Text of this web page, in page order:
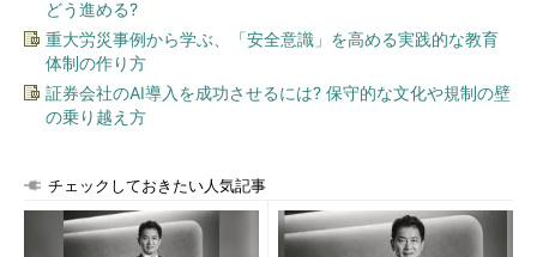
どう進める?
重大労災事例から学ぶ、「安全意識」を高める実践的な教育
体制の作り方
証券会社のAI導入を成功させるには? 保守的な文化や規制の壁
の乗り越え方
チェックしておきたい人気記事